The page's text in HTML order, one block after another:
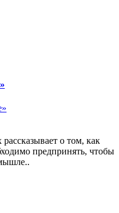
о том, как
предпринять, чтобы